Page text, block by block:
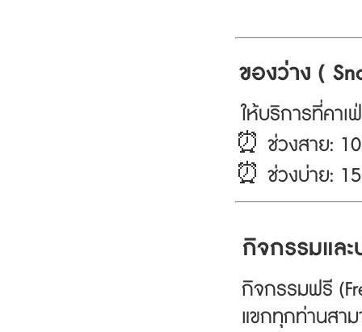
ของว่าง (
ให้บริการที่คาเ
⏰ ช่วงสาย:
⏰ ช่วงบ่าย:
กิจกรรมแล
กิจกรรมฟรี
แขกทุกท่านสา